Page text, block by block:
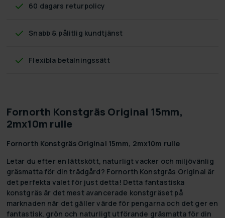
60 dagars returpolicy
Snabb & pålitlig kundtjänst
Flexibla betalningssätt
Fornorth Konstgräs Original 15mm,
2mx10m rulle
Fornorth Konstgräs Original 15mm, 2mx10m rulle
Letar du efter en lättskött, naturligt vacker och miljövänlig
gräsmatta för din trädgård? Fornorth Konstgräs Original är
det perfekta valet för just detta! Detta fantastiska
konstgräs är det mest avancerade konstgräset på
marknaden när det gäller värde för pengarna och det ger en
fantastisk, grön och naturligt utförande gräsmatta för din